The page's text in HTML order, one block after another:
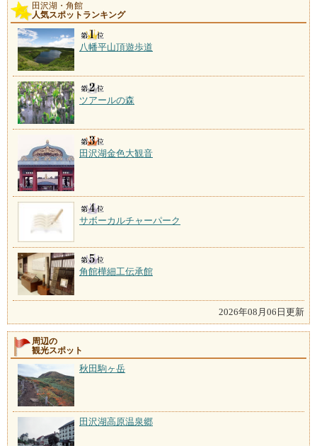
田沢湖・角館
人気スポットランキング
八幡平山頂遊歩道
ツアールの森
田沢湖金色大観音
サボーカルチャーパーク
角館樺細工伝承館
2026年08月06日更新
周辺の
観光スポット
秋田駒ヶ岳
田沢湖高原温泉郷